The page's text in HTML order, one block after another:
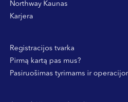
Northway Kaunas
Karjera
Registracijos tvarka
Pirmą kartą pas mus?
Pasiruošimas tyrimams ir